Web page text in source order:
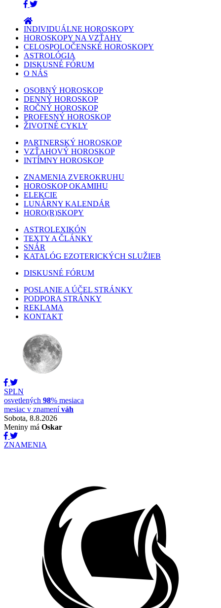
INDIVIDUÁLNE HOROSKOPY
HOROSKOPY NA VZŤAHY
CELOSPOLOČENSKÉ HOROSKOPY
ASTROLÓGIA
DISKUSNÉ FÓRUM
O NÁS
OSOBNÝ HOROSKOP
DENNÝ HOROSKOP
ROČNÝ HOROSKOP
PROFESNÝ HOROSKOP
ŽIVOTNÉ CYKLY
PARTNERSKÝ HOROSKOP
VZŤAHOVÝ HOROSKOP
INTÍMNY HOROSKOP
ZNAMENIA ZVEROKRUHU
HOROSKOP OKAMIHU
ELEKCIE
LUNÁRNY KALENDÁR
HORO(R)SKOPY
ASTROLEXIKÓN
TEXTY A ČLÁNKY
SNÁR
KATALÓG EZOTERICKÝCH SLUŽIEB
DISKUSNÉ FÓRUM
POSLANIE A ÚČEL STRÁNKY
PODPORA STRÁNKY
REKLAMA
KONTAKT
SPLN
osvetlených 98% mesiaca
mesiac v znameníváh
Sobota, 8.8.2026
Meniny má Oskar
ZNAMENIA